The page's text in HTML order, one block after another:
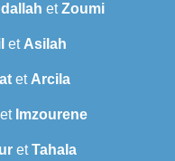
etZoumi
et Asilah
et Arcila
et Imzourene
etTahala